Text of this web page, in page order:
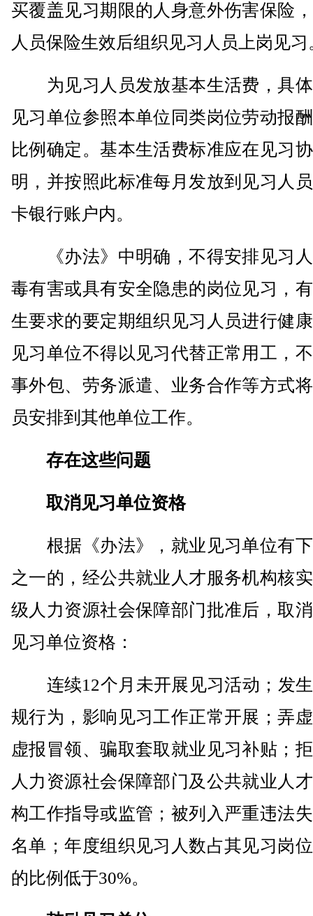
买覆盖见习期限的人身意外伤害保险
人员保险生效后组织见习人员上岗见习
为见习人员发放基本生活费，具
见习单位参照本单位同类岗位劳动报
比例确定。基本生活费标准应在见习
明，并按照此标准每月发放到见习人
卡银行账户内。
《办法》中明确，不得安排见习
毒有害或具有安全隐患的岗位见习，
生要求的要定期组织见习人员进行健
见习单位不得以见习代替正常用工，
事外包、劳务派遣、业务合作等方式
员安排到其他单位工作。
存在这些问题
取消见习单位资格
根据《办法》，就业见习单位有
之一的，经公共就业人才服务机构核
级人力资源社会保障部门批准后，取
见习单位资格：
连续12个月未开展见习活动；发
规行为，影响见习工作正常开展；弄
虚报冒领、骗取套取就业见习补贴；
人力资源社会保障部门及公共就业人
构工作指导或监管；被列入严重违法
名单；年度组织见习人数占其见习岗
的比例低于30%。